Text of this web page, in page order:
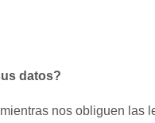
datos?
nos obliguen